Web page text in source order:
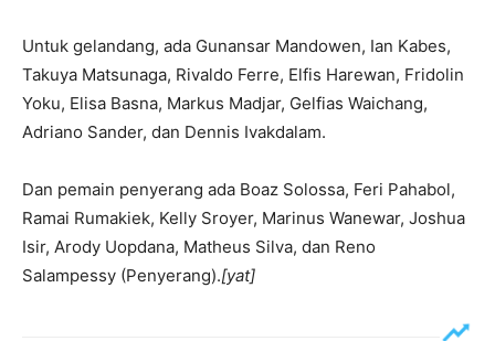
Untuk gelandang, ada Gunansar Mandowen, Ian Kabes,
Takuya Matsunaga, Rivaldo Ferre, Elfis Harewan, Fridolin
Yoku, Elisa Basna, Markus Madjar, Gelfias Waichang,
Adriano Sander, dan Dennis Ivakdalam.
Dan pemain penyerang ada Boaz Solossa, Feri Pahabol,
Ramai Rumakiek, Kelly Sroyer, Marinus Wanewar, Joshua
Isir, Arody Uopdana, Matheus Silva, dan Reno
Salampessy (Penyerang).[yat]